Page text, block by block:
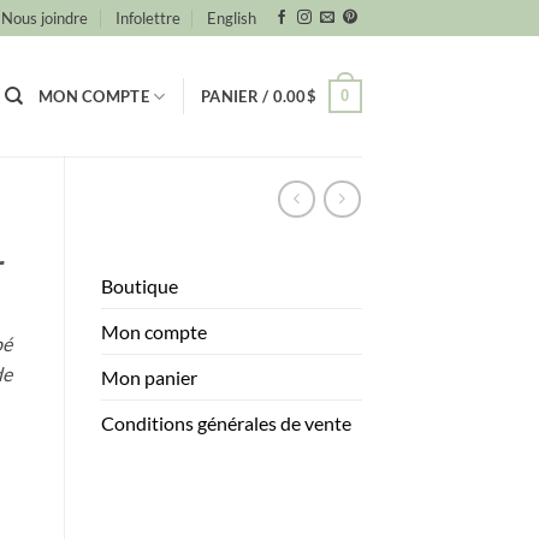
Nous joindre Infolettre English
MON COMPTE PANIER / 0.00$ 0
Boutique
Mon compte
Mon panier
Conditions générales de vente